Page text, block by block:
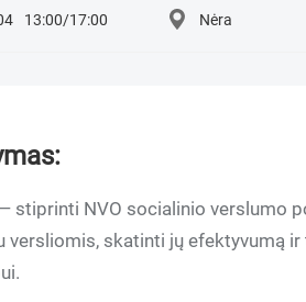
13:00/17:00 Nėra
stiprinti NVO socialinio verslumo
versliomis, skatinti jų efektyvumą